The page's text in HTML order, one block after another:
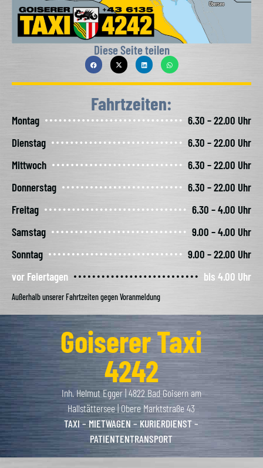
Diese Seite teilen
Fahrtzeiten:
Montag
6.30 – 22.00 Uhr
Dienstag
6.30 – 22.00 Uhr
Mittwoch
6.30 – 22.00 Uhr
Donnerstag
6.30 – 22.00 Uhr
Freitag
6.30 – 4.00 Uhr
Samstag
9.00 – 4.00 Uhr
Sonntag
9.00 – 22.00 Uhr
vor Feiertagen
bis 4.00 Uhr
Außerhalb unserer Fahrtzeiten gegen Voranmeldung
Goiserer Taxi
4242
Inh. Helmut Egger | 4822 Bad Goisern am
Hallstättersee | Obere Marktstraße 43
TAXI – MIETWAGEN – KURIERDIENST –
PATIENTENTRANSPORT